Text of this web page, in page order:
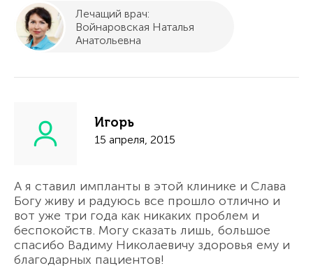
Лечащий врач:
Войнаровская Наталья
Анатольевна
Игорь
15 апреля, 2015
А я ставил импланты в этой клинике и Слава
Богу живу и радуюсь все прошло отлично и
вот уже три года как никаких проблем и
беспокойств. Могу сказать лишь, большое
спасибо Вадиму Николаевичу здоровья ему и
благодарных пациентов!